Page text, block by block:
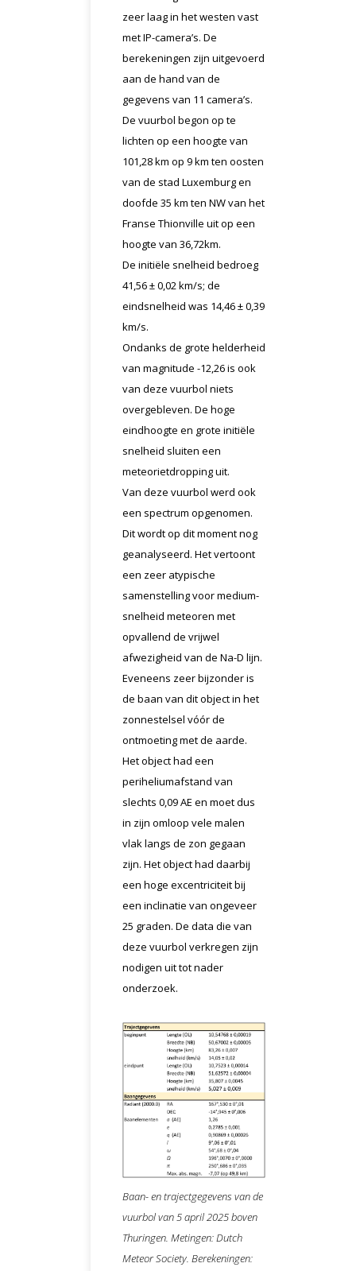
zeer laag in het westen vast
met IP-camera’s. De
berekeningen zijn uitgevoerd
aan de hand van de
gegevens van 11 camera’s.
De vuurbol begon op te
lichten op een hoogte van
101,28 km op 9 km ten oosten
van de stad Luxemburg en
doofde 35 km ten NW van het
Franse Thionville uit op een
hoogte van 36,72km.
De initiële snelheid bedroeg
41,56 ± 0,02 km/s; de
eindsnelheid was 14,46 ± 0,39
km/s.
Ondanks de grote helderheid
van magnitude -12,26 is ook
van deze vuurbol niets
overgebleven. De hoge
eindhoogte en grote initiële
snelheid sluiten een
meteorietdropping uit.
Van deze vuurbol werd ook
een spectrum opgenomen.
Dit wordt op dit moment nog
geanalyseerd. Het vertoont
een zeer atypische
samenstelling voor medium-
snelheid meteoren met
opvallend de vrijwel
afwezigheid van de Na-D lijn.
Eveneens zeer bijzonder is
de baan van dit object in het
zonnestelsel vóór de
ontmoeting met de aarde.
Het object had een
periheliumafstand van
slechts 0,09 AE en moet dus
in zijn omloop vele malen
vlak langs de zon gegaan
zijn. Het object had daarbij
een hoge excentriciteit bij
een inclinatie van ongeveer
25 graden. De data die van
deze vuurbol verkregen zijn
nodigen uit tot nader
onderzoek.
Baan- en trajectgegevens van de
vuurbol van 5 april 2025 boven
Thuringen. Metingen: Dutch
Meteor Society. Berekeningen: